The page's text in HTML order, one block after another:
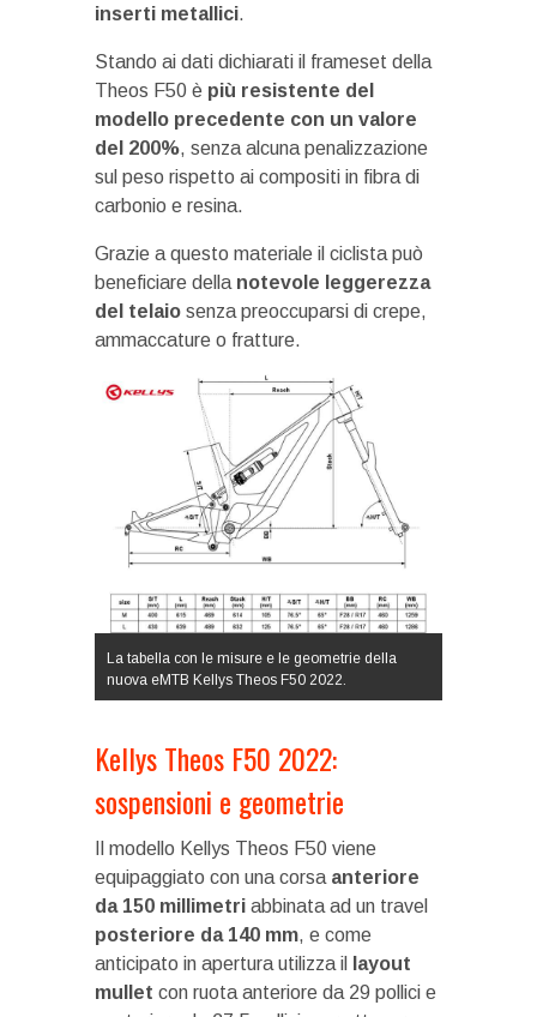
inserti metallici.
Stando ai dati dichiarati il frameset della
Theos F50 è più resistente del
modello precedente con un valore
del 200%, senza alcuna penalizzazione
sul peso rispetto ai compositi in fibra di
carbonio e resina.
Grazie a questo materiale il ciclista può
beneficiare della notevole leggerezza
del telaio senza preoccuparsi di crepe,
ammaccature o fratture.
La tabella con le misure e le geometrie della
nuova eMTB Kellys Theos F50 2022.
Kellys Theos F50 2022:
sospensioni e geometrie
Il modello Kellys Theos F50 viene
equipaggiato con una corsa anteriore
da 150 millimetri abbinata ad un travel
posteriore da 140 mm, e come
anticipato in apertura utilizza il
layout
mullet con ruota anteriore da 29 pollici e